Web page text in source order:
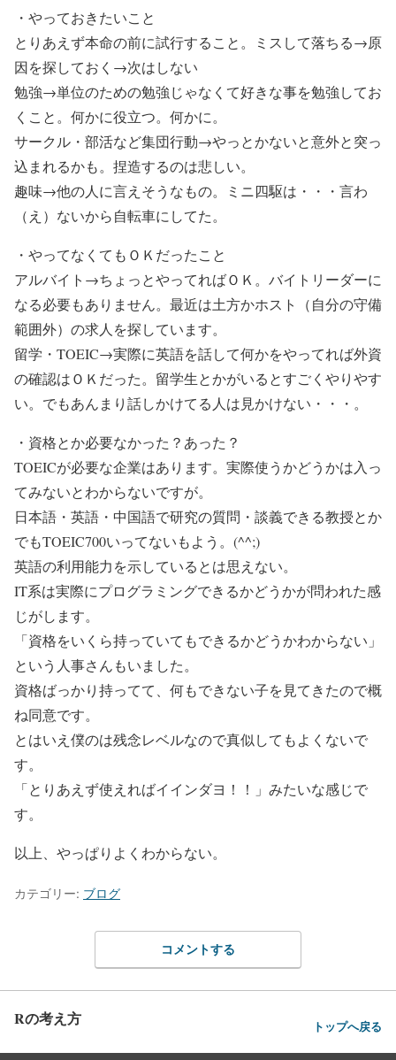
・やっておきたいこと
とりあえず本命の前に試行すること。ミスして落ちる→原
因を探しておく→次はしない
勉強→単位のための勉強じゃなくて好きな事を勉強してお
くこと。何かに役立つ。何かに。
サークル・部活など集団行動→やっとかないと意外と突っ
込まれるかも。捏造するのは悲しい。
趣味→他の人に言えそうなもの。ミニ四駆は・・・言わ
（え）ないから自転車にしてた。
・やってなくてもＯＫだったこと
アルバイト→ちょっとやってればＯＫ。バイトリーダーに
なる必要もありません。最近は土方かホスト（自分の守備
範囲外）の求人を探しています。
留学・TOEIC→実際に英語を話して何かをやってれば外資
の確認はＯＫだった。留学生とかがいるとすごくやりやす
い。でもあんまり話しかけてる人は見かけない・・・。
・資格とか必要なかった？あった？
TOEICが必要な企業はあります。実際使うかどうかは入っ
てみないとわからないですが。
日本語・英語・中国語で研究の質問・談義できる教授とか
でもTOEIC700いってないもよう。(^^;)
英語の利用能力を示しているとは思えない。
IT系は実際にプログラミングできるかどうかが問われた感
じがします。
「資格をいくら持っていてもできるかどうかわからない」
という人事さんもいました。
資格ばっかり持ってて、何もできない子を見てきたので概
ね同意です。
とはいえ僕のは残念レベルなので真似してもよくないで
す。
「とりあえず使えればイインダヨ！！」みたいな感じで
す。
以上、やっぱりよくわからない。
カテゴリー: ブログ
コメントする
Rの考え方 トップへ戻る